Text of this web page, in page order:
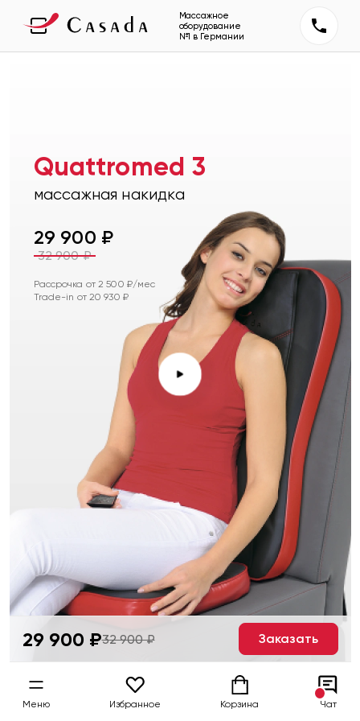
Массажное
оборудование
№1 в Германии
Quattromed 3
массажная накидка
29 900 ₽
32 900₽
Рассрочка от2 500 ₽/мес
Trade-in от 20 930 ₽
29 900 ₽32 900 ₽ Заказать
Меню Избранное Корзина Чат